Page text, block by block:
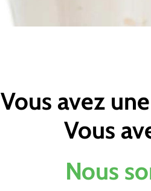
Vous avez
Vous
Nous